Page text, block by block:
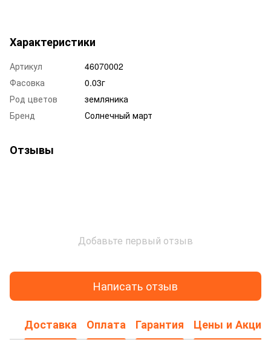
Характеристики
Артикул
46070002
Фасовка
0.03г
Род цветов
земляника
Бренд
Солнечный март
Отзывы
Добавьте первый отзыв
Написать отзыв
Доставка Оплата Гарантия Цены и Акции